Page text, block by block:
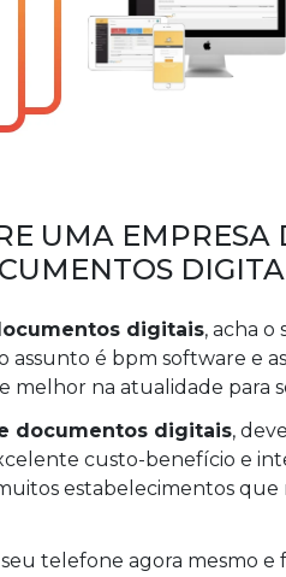
UMA EMPRESA
digitais, acha o
é bpm software e
melhor na atualidade para
documentos digitais,
custo-benefício e
estabelecimentos que
telefone agora mesmo e